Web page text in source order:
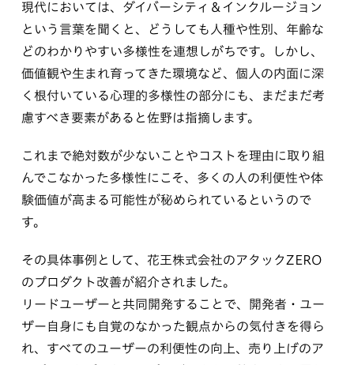
現代においては、ダイバーシティ＆インクルージョン
という言葉を聞くと、どうしても人種や性別、年齢な
どのわかりやすい多様性を連想しがちです。しかし、
価値観や生まれ育ってきた環境など、個人の内面に深
く根付いている心理的多様性の部分にも、まだまだ考
慮すべき要素があると佐野は指摘します。
これまで絶対数が少ないことやコストを理由に取り組
んでこなかった多様性にこそ、多くの人の利便性や体
験価値が高まる可能性が秘められているというので
す。
その具体事例として、花王株式会社のアタックZERO
のプロダクト改善が紹介されました。
リードユーザーと共同開発することで、開発者・ユー
ザー自身にも自覚のなかった観点からの気付きを得ら
れ、すべてのユーザーの利便性の向上、売り上げのア